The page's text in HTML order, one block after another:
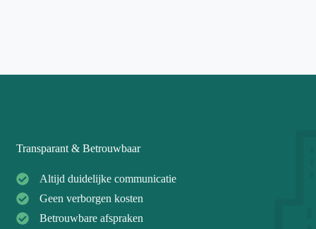
Transparant & Betrouwbaar
Altijd duidelijke communicatie
Geen verborgen kosten
Betrouwbare afspraken